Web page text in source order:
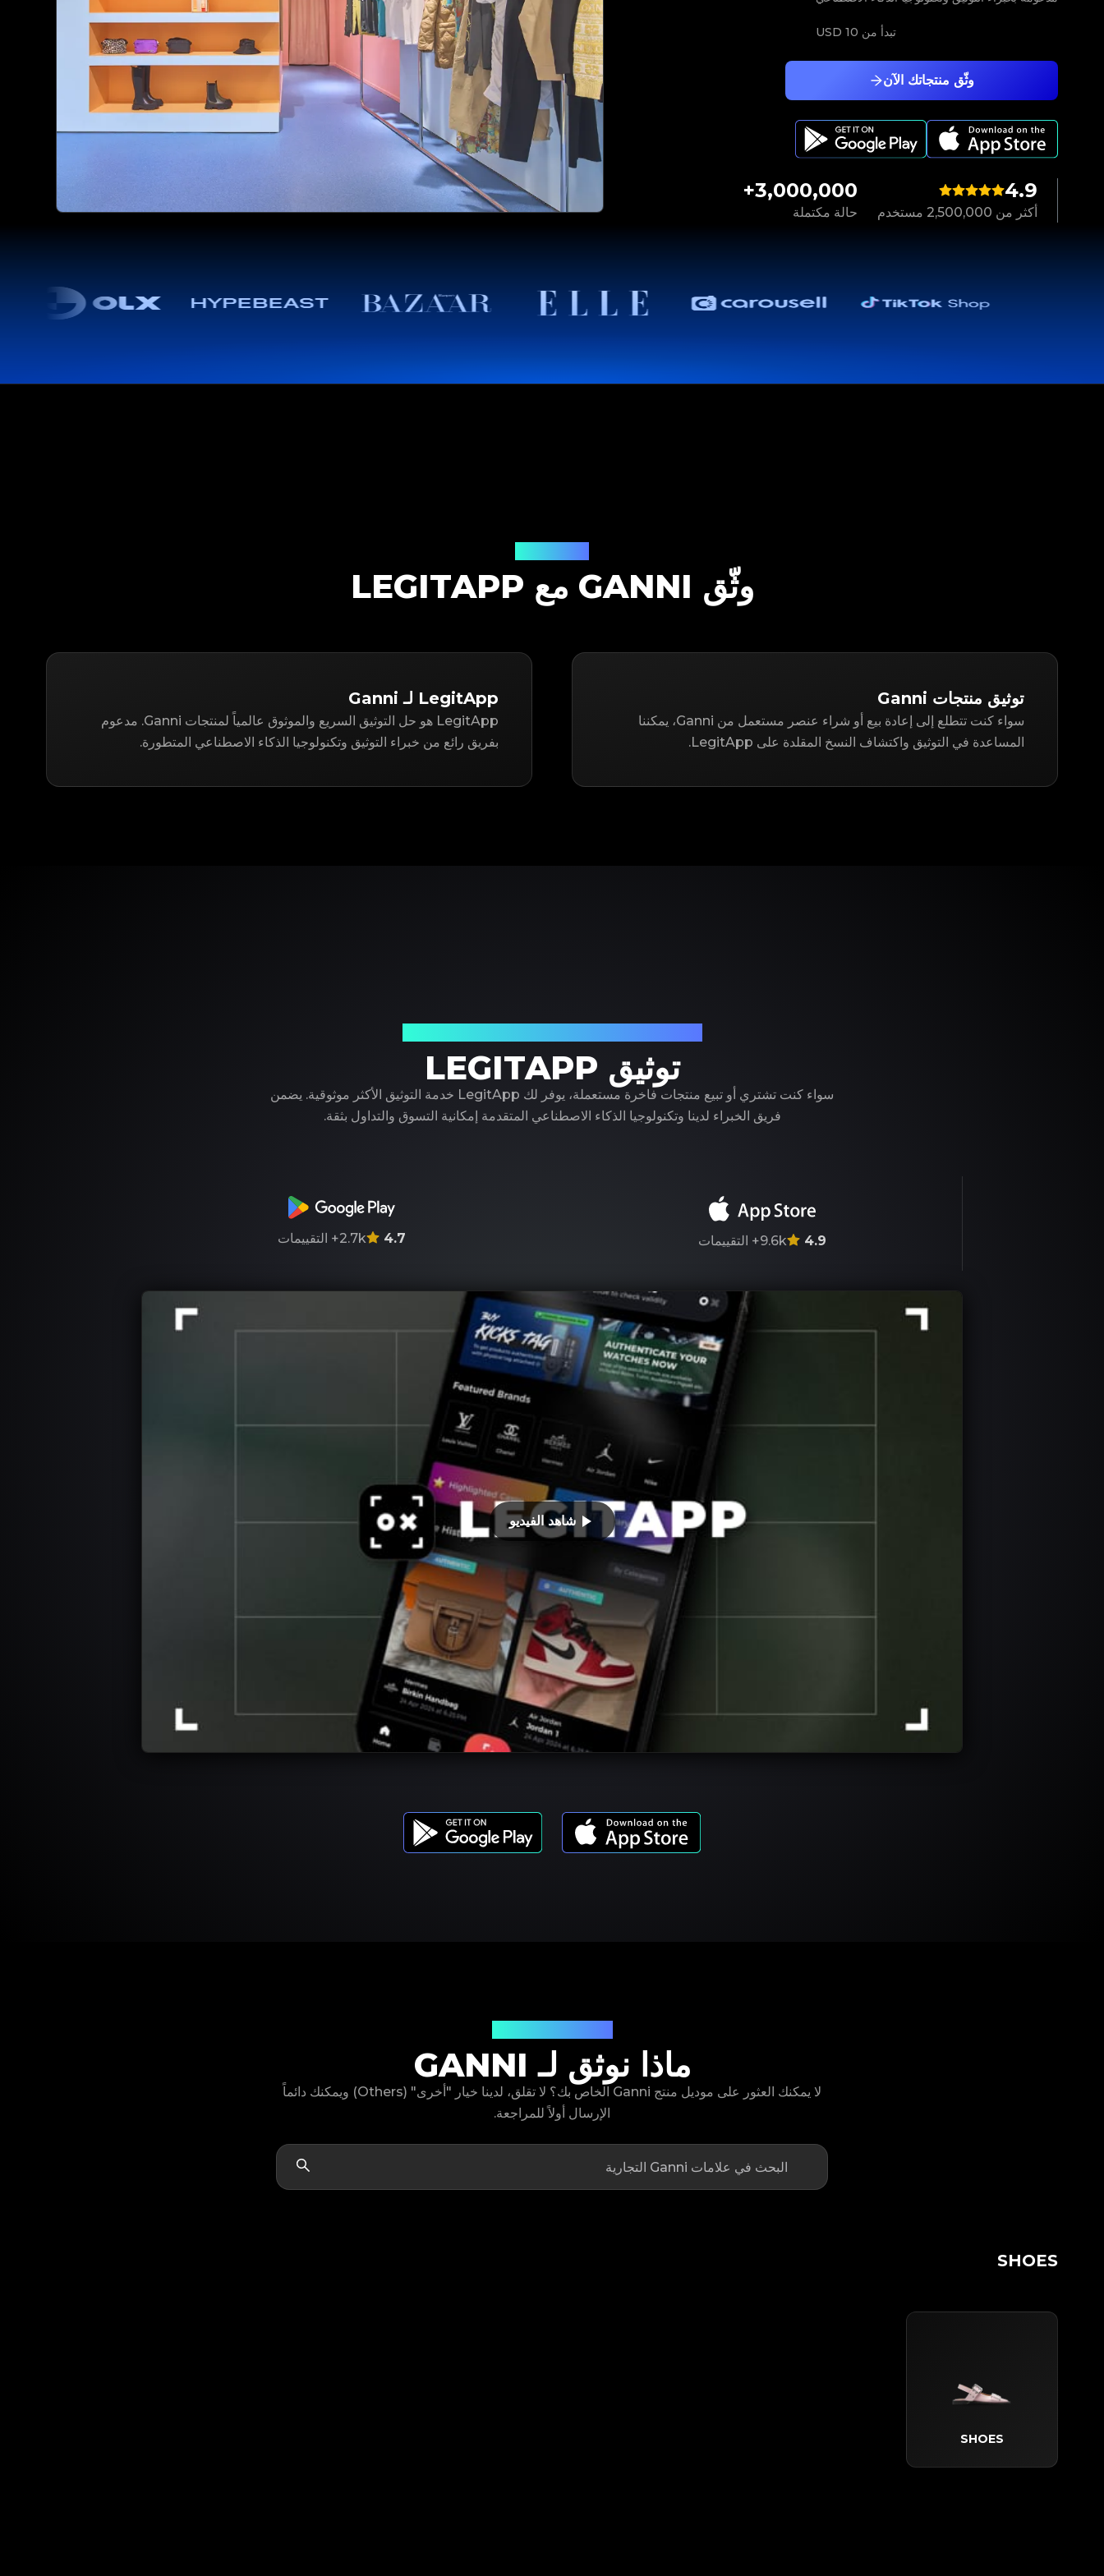
4.9
أكثر من 2,500,000 مستخدم
3,000,000+
حالة مكتملة
وثّق منتجاتك الآن
تبدأ من 10 USD
وثّق GANNI مع LEGITAPP
توثيق منتجات Ganni
سواء كنت تتطلع إلى إعادة بيع أو شراء عنصر مستعمل من Ganni، يمكننا
المساعدة في التوثيق واكتشاف النسخ المقلدة على LegitApp.
LegitApp لـ Ganni
LegitApp هو حل التوثيق السريع والموثوق عالمياً لمنتجات Ganni. مدعوم
بفريق رائع من خبراء التوثيق وتكنولوجيا الذكاء الاصطناعي المتطورة.
توثيق LEGITAPP
سواء كنت تشتري أو تبيع منتجات فاخرة مستعملة، يوفر لك LegitApp خدمة التوثيق الأكثر موثوقية. يضمن
فريق الخبراء لدينا وتكنولوجيا الذكاء الاصطناعي المتقدمة إمكانية التسوق والتداول بثقة.
4.9
9.6k+ التقييمات 4.7
2.7k+ التقييمات
شاهد الفيديو
ماذا نوثق لـ GANNI
لا يمكنك العثور على موديل منتج Ganni الخاص بك؟ لا تقلق، لدينا خيار "أخرى" (Others) ويمكنك دائماً
الإرسال أولاً للمراجعة.
SHOES
SHOES